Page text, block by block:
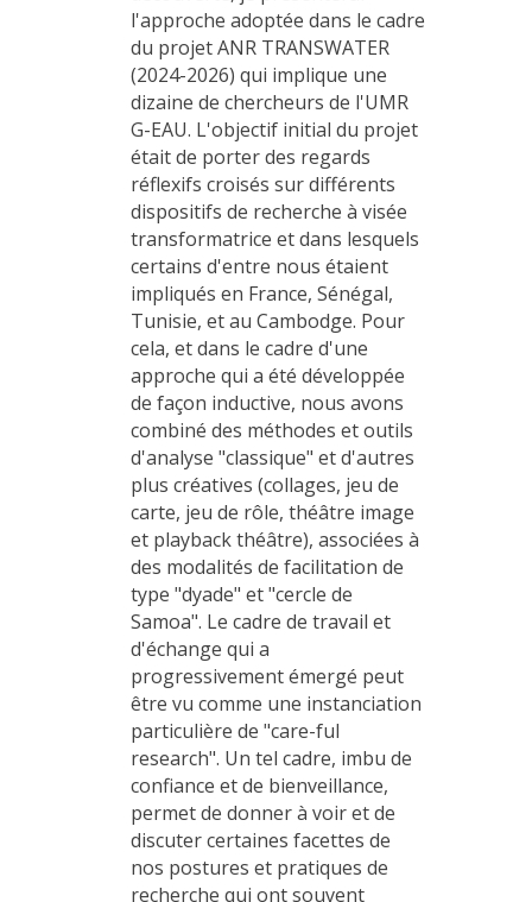
l'approche adoptée dans le cadre
du projet ANR TRANSWATER
(2024-2026) qui implique une
dizaine de chercheurs de l'UMR
G-EAU. L'objectif initial du projet
était de porter des regards
réflexifs croisés sur différents
dispositifs de recherche à visée
transformatrice et dans lesquels
certains d'entre nous étaient
impliqués en France, Sénégal,
Tunisie, et au Cambodge. Pour
cela, et dans le cadre d'une
approche qui a été développée
de façon inductive, nous avons
combiné des méthodes et outils
d'analyse "classique" et d'autres
plus créatives (collages, jeu de
carte, jeu de rôle, théâtre image
et playback théâtre), associées à
des modalités de facilitation de
type "dyade" et "cercle de
Samoa". Le cadre de travail et
d'échange qui a
progressivement émergé peut
être vu comme une instanciation
particulière de "care-ful
research". Un tel cadre, imbu de
confiance et de bienveillance,
permet de donner à voir et de
discuter certaines facettes de
nos postures et pratiques de
recherche qui ont souvent